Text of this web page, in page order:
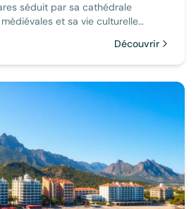
séduit par sa cathédrale
et sa vie culturelle
Découvrir